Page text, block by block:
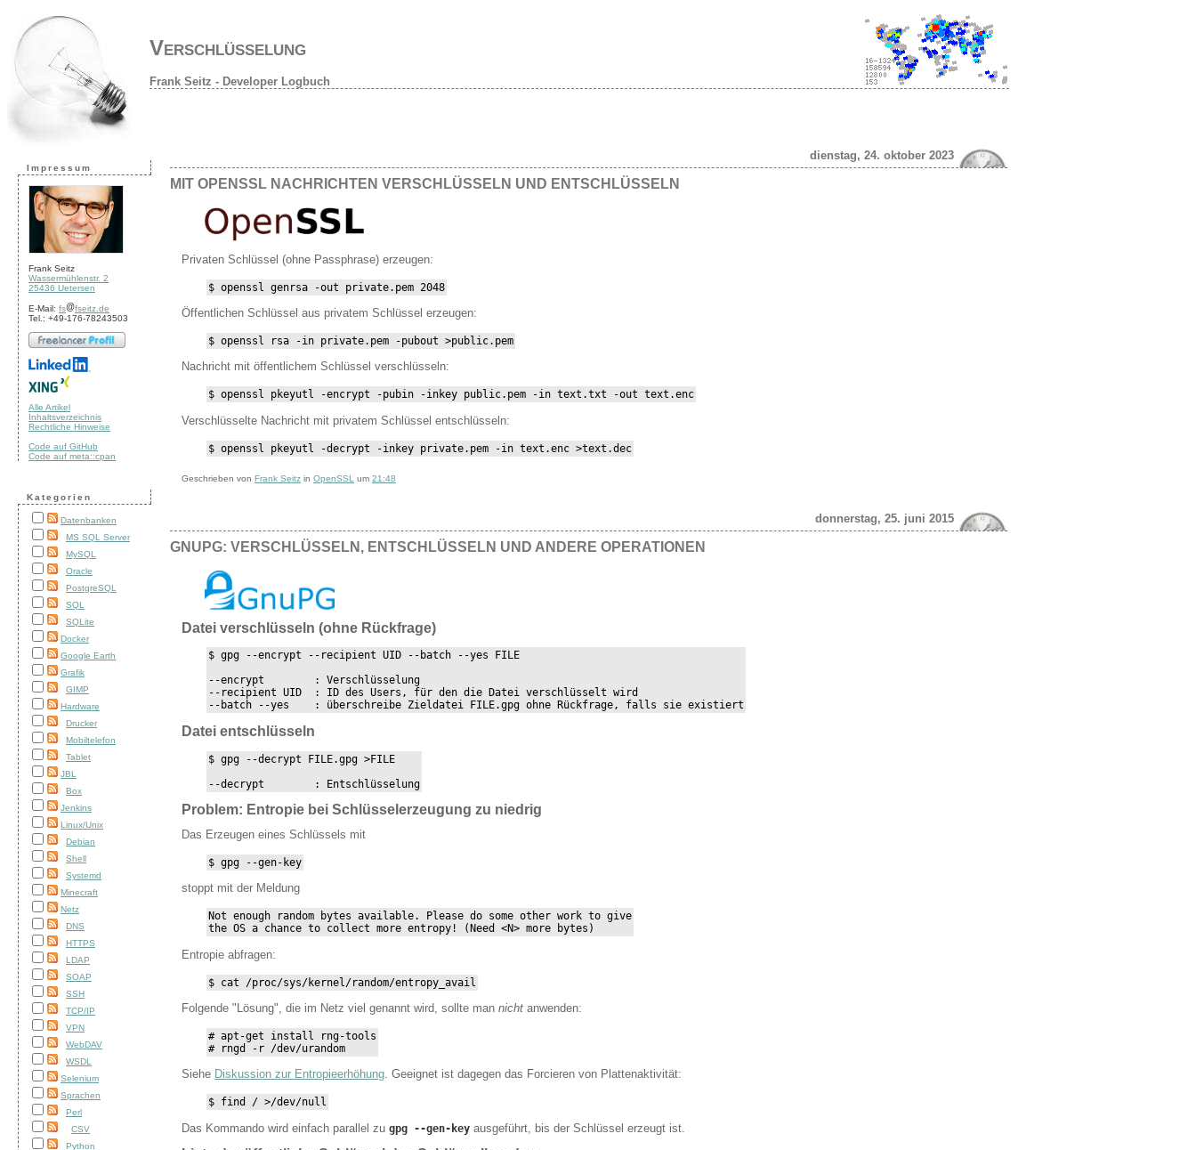
Verschlüsselung
Frank Seitz - Developer Logbuch
Impressum
Frank Seitz
Wassermühlenstr. 2
25436 Uetersen
E-Mail: fs
fseitz.de
Tel.: +49-176-78243503
Alle Artikel
Inhaltsverzeichnis
Rechtliche Hinweise
Code auf GitHub
Code auf meta::cpan
Kategorien
Datenbanken
MS SQL Server
MySQL
Oracle
PostgreSQL
SQL
SQLite
Docker
Google Earth
Grafik
GIMP
Hardware
Drucker
Mobiltelefon
Tablet
JBL
Box
Jenkins
Linux/Unix
Debian
Shell
Systemd
Minecraft
Netz
DNS
HTTPS
LDAP
SOAP
SSH
TCP/IP
VPN
WebDAV
WSDL
Selenium
Sprachen
Perl
CSV
Python
dienstag, 24. oktober 2023
MIT OPENSSL NACHRICHTEN VERSCHLÜSSELN UND ENTSCHLÜSSELN
Privaten Schlüssel (ohne Passphrase) erzeugen:
$ openssl genrsa -out private.pem 2048
Öffentlichen Schlüssel aus privatem Schlüssel erzeugen:
$ openssl rsa -in private.pem -pubout >public.pem
Nachricht mit öffentlichem Schlüssel verschlüsseln:
$ openssl pkeyutl -encrypt -pubin -inkey public.pem -in text.txt -out text.enc
Verschlüsselte Nachricht mit privatem Schlüssel entschlüsseln:
$ openssl pkeyutl -decrypt -inkey private.pem -in text.enc >text.dec
Geschrieben von Frank Seitz in OpenSSL um 21:48
donnerstag, 25. juni 2015
GNUPG: VERSCHLÜSSELN, ENTSCHLÜSSELN UND ANDERE OPERATIONEN
Datei verschlüsseln (ohne Rückfrage)
$ gpg --encrypt --recipient UID --batch --yes FILE
--encrypt        : Verschlüsselung
--recipient UID  : ID des Users, für den die Datei verschlüsselt wird
--batch --yes    : überschreibe Zieldatei FILE.gpg ohne Rückfrage, falls sie existiert
Datei entschlüsseln
$ gpg --decrypt FILE.gpg >FILE
--decrypt        : Entschlüsselung
Problem: Entropie bei Schlüsselerzeugung zu niedrig
Das Erzeugen eines Schlüssels mit
$ gpg --gen-key
stoppt mit der Meldung
Not enough random bytes available. Please do some other work to give
the OS a chance to collect more entropy! (Need <N> more bytes)
Entropie abfragen:
$ cat /proc/sys/kernel/random/entropy_avail
Folgende "Lösung", die im Netz viel genannt wird, sollte man nicht anwenden:
# apt-get install rng-tools
# rngd -r /dev/urandom
Siehe Diskussion zur Entropieerhöhung. Geeignet ist dagegen das Forcieren von Plattenaktivität:
$ find / >/dev/null
Das Kommando wird einfach parallel zu gpg --gen-key ausgeführt, bis der Schlüssel erzeugt ist.